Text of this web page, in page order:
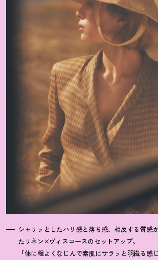
シャリッとしたハリ感と落ち感、相反する質感
たリネン×ヴィスコースのセットアップ。
「体に程よくなじんで素肌にサラッと羽織る感